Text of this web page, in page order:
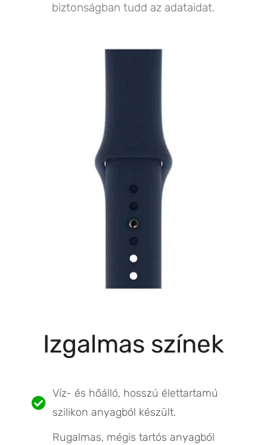
biztonságban tudd az adataidat.
Izgalmas színek
Víz- és hőálló, hosszú élettartamú
szilikon anyagból készült.
Rugalmas, mégis tartós anyagból